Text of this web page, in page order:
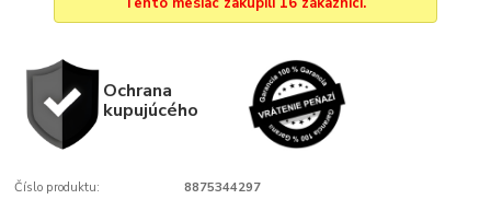
Ochrana
kupujúcého
Číslo produktu: 8875344297